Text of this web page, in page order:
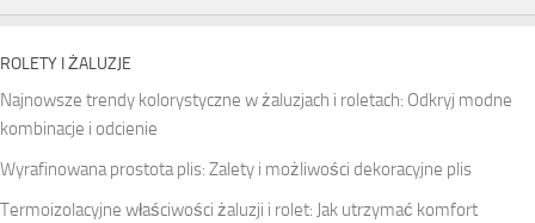
ROLETY I ŻALUZJE
Najnowsze trendy kolorystyczne w żaluzjach i roletach: Odkryj modne
kombinacje i odcienie
Wyrafinowana prostota plis: Zalety i możliwości dekoracyjne plis
Termoizolacyjne właściwości żaluzji i rolet: Jak utrzymać komfort